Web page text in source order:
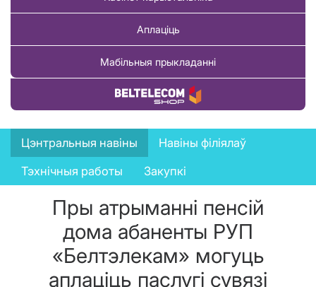
Аплаціць
Мабільныя прыкладанні
Купіць тавар
News
menu
Цэнтральныя навіны
Навіны філіялаў
Тэхнічныя работы
Закупкі
Пры атрыманні пенсій
дома абаненты РУП
«Белтэлекам» могуць
аплаціць паслугі сувязі